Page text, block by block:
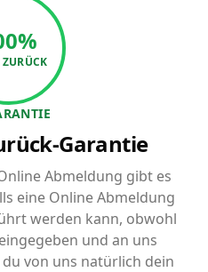
Garantie
Abmeldung gibt es
eine Online Abmeldung
werden kann, obwohl
und an uns
von uns natürlich dein